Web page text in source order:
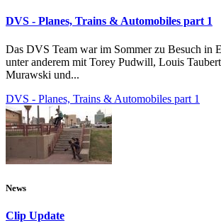
DVS - Planes, Trains & Automobiles part 1
Das DVS Team war im Sommer zu Besuch in
unter anderem mit Torey Pudwill, Louis
Murawski und...
DVS - Planes, Trains & Automobiles part 1
News
Clip Update